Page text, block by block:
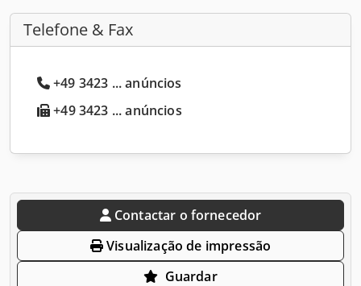
Telefone & Fax
+49 3423 ... anúncios
+49 3423 ... anúncios
Contactar o fornecedor
Visualização de impressão
Guardar